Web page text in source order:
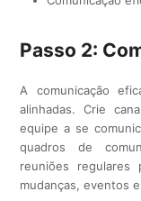
Passo 2:
A comunicação
alinhadas. Crie
equipe a se
quadros de
reuniões regulares
mudanças, eventos